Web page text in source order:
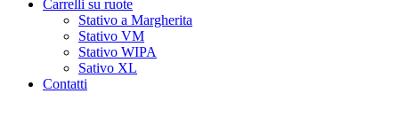
Carrelli su ruote
Stativo a Margherita
Stativo VM
Stativo WIPA
Sativo XL
Contatti